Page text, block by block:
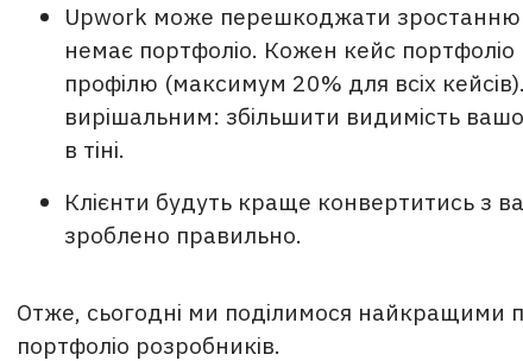
Upwork може перешкоджати
немає портфоліо. Кожен кейс
профілю (максимум 20% для всіх
вирішальним: збільшити видимість
в тіні.
Клієнти будуть краще конвертитись з
зроблено правильно.
Отже, сьогодні ми поділимося найкращими
портфоліо розробників.